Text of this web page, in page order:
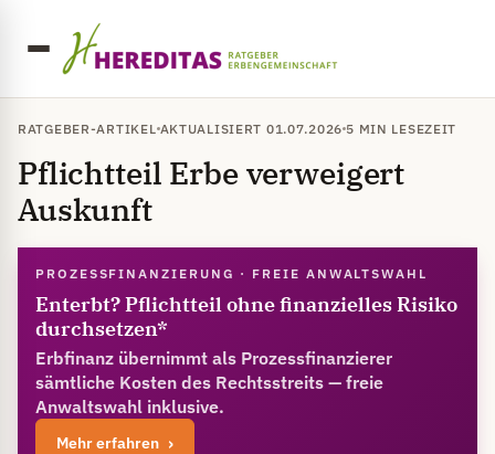
RATGEBER-ARTIKEL AKTUALISIERT 01.07.2026 5 MIN LESEZEIT
Pflichtteil Erbe verweigert
Auskunft
PROZESSFINANZIERUNG · FREIE ANWALTSWAHL
Enterbt? Pflichtteil ohne finanzielles Risiko
durchsetzen*
Erbfinanz übernimmt als Prozessfinanzierer
sämtliche Kosten des Rechtsstreits — freie
Anwaltswahl inklusive.
Mehr erfahren